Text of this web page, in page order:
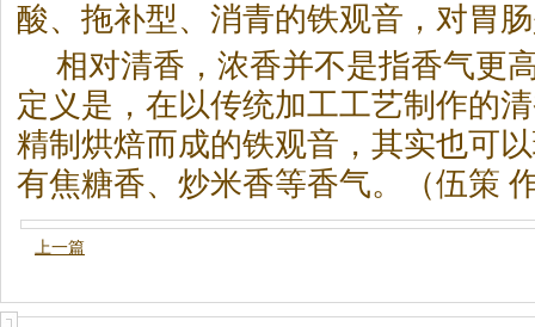
酸、拖补型、消青的铁观音，对胃
相对清香，浓香并不是指香气更
定义是，在以传统加工工艺制作的
精制烘焙而成的铁观音，其实也可
有焦糖香、炒米香等香气。（伍策
上一篇